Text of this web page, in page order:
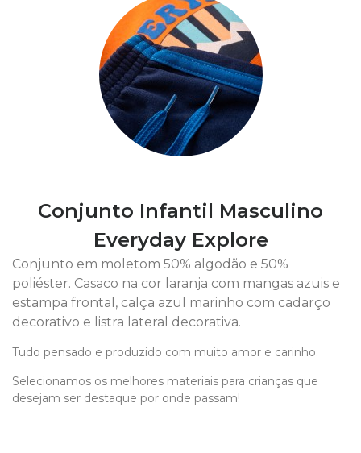
Conjunto Infantil Masculino
Everyday Explore
Conjunto em moletom 50% algodão e 50%
poliéster. Casaco na cor laranja com mangas azuis e
estampa frontal, calça azul marinho com cadarço
decorativo e listra lateral decorativa.
Tudo pensado e produzido com muito amor e carinho.
Selecionamos os melhores materiais para crianças que
desejam ser destaque por onde passam!